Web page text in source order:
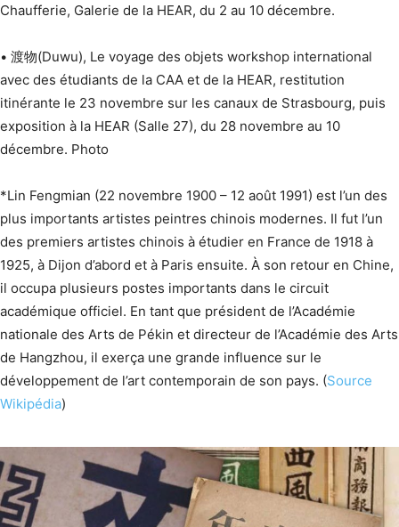
Chaufferie, Galerie de la HEAR, du 2 au 10 décembre.
• 渡物(Duwu), Le voyage des objets workshop international
avec des étudiants de la CAA et de la HEAR, restitution
itinérante le 23 novembre sur les canaux de Strasbourg, puis
exposition à la HEAR (Salle 27), du 28 novembre au 10
décembre. Photo
*Lin Fengmian (22 novembre 1900 – 12 août 1991) est l’un des
plus importants artistes peintres chinois modernes. Il fut l’un
des premiers artistes chinois à étudier en France de 1918 à
1925, à Dijon d’abord et à Paris ensuite. À son retour en Chine,
il occupa plusieurs postes importants dans le circuit
académique officiel. En tant que président de l’Académie
nationale des Arts de Pékin et directeur de l’Académie des Arts
de Hangzhou, il exerça une grande influence sur le
développement de l’art contemporain de son pays. (Source
Wikipédia)